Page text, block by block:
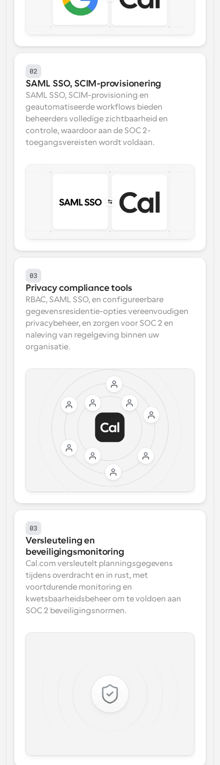
02
SAML SSO, SCIM-provisionering
SAML SSO, SCIM-provisioning en
geautomatiseerde workflows bieden
beheerders volledige zichtbaarheid en
controle, waardoor aan de SOC 2-
toegangsvereisten wordt voldaan.
03
Privacy compliance tools
RBAC, SAML SSO, en configureerbare
gegevensresidentie-opties vereenvoudigen
privacybeheer, en zorgen voor SOC 2 en
naleving van regelgeving binnen uw
organisatie.
03
Versleuteling en
beveiligingsmonitoring
Cal.com versleutelt planningsgegevens
tijdens overdracht en in rust, met
voortdurende monitoring en
kwetsbaarheidsbeheer om te voldoen aan
SOC 2 beveiligingsnormen.